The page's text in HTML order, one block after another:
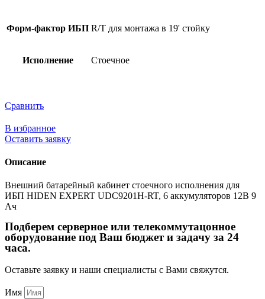
Форм-фактор ИБП R/T для монтажа в 19' стойку
Исполнение Стоечное
Сравнить
В избранное
Оставить заявку
Описание
Внешний батарейный кабинет стоечного исполнения для
ИБП HIDEN EXPERT UDC9201H-RT, 6 аккумуляторов 12В 9
Ач
Подберем серверное или телекоммутацонное
оборудование под Ваш бюджет и задачу за 24
часа.
Оставьте заявку и наши специалисты с Вами свяжутся.
Имя